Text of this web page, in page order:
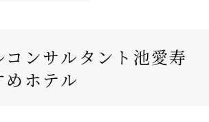
コンサルタント池愛寿
めホテル